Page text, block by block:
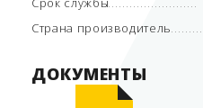
Страна производитель
ДОКУМЕНТЫ